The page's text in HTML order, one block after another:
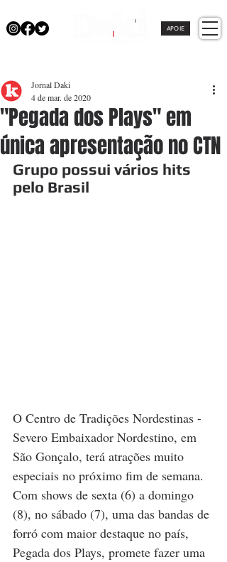
APOIE
"Pegada dos Plays" em
única apresentação no CTN
Jornal Daki
4 de mar. de 2020
Grupo possui vários hits
pelo Brasil
O Centro de Tradições Nordestinas -
Severo Embaixador Nordestino, em
São Gonçalo, terá atrações muito
especiais no próximo fim de semana.
Com shows de sexta (6) a domingo
(8), no sábado (7), uma das bandas de
forró com maior destaque no país,
Pegada dos Plays, promete fazer uma